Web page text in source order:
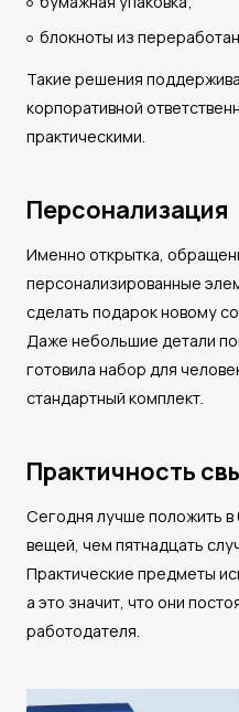
блокноты из
Такие решения
корпоративной
практическими.
Персонализация
Именно открытка,
персонализированные
сделать подарок новому
Даже небольшие детали
готовила набор для
стандартный комплект.
Практичность
Сегодня лучше положить в
вещей, чем пятнадцать
Практические предметы
а это значит, что они
работодателя.